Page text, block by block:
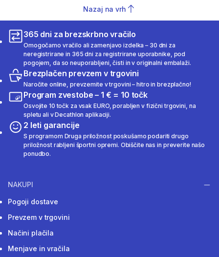
Nazaj na vrh
365 dni za brezskrbno vračilo
Omogočamo vračilo ali zamenjavo izdelka – 30 dni za
neregistrirane in 365 dni za registrirane uporabnike, pod
pogojem, da so neuporabljeni, čisti in v originalni embalaži.
Brezplačen prevzem v trgovini
Naročite online, prevzemite v trgovini – hitro in brezplačno!
Program zvestobe – 1 € = 10 točk
Osvojite 10 točk za vsak EURO, porabljen v fizični trgovini, na
spletu ali v Decathlon aplikaciji.
2 leti garancije
S programom Druga priložnost poskušamo podariti drugo
priložnost rabljeni športni opremi. Obiščite nas in preverite našo
ponudbo.
NAKUPI
Pogoji dostave
Prevzem v trgovini
Načini plačila
Menjave in vračila